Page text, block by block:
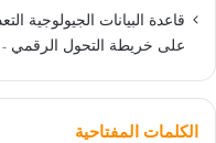
على خريطة التحول الرقمي
الكلمات المفتاحية